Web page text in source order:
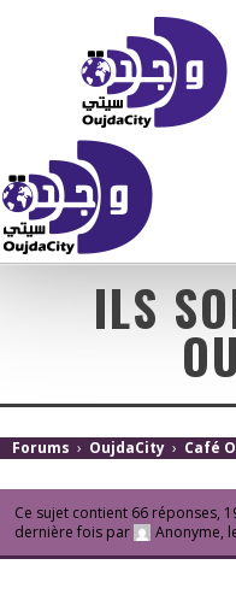
ILS
Forums › OujdaCity › Café
Ce sujet contient 66 réponses,
dernière fois par
Anonyme,